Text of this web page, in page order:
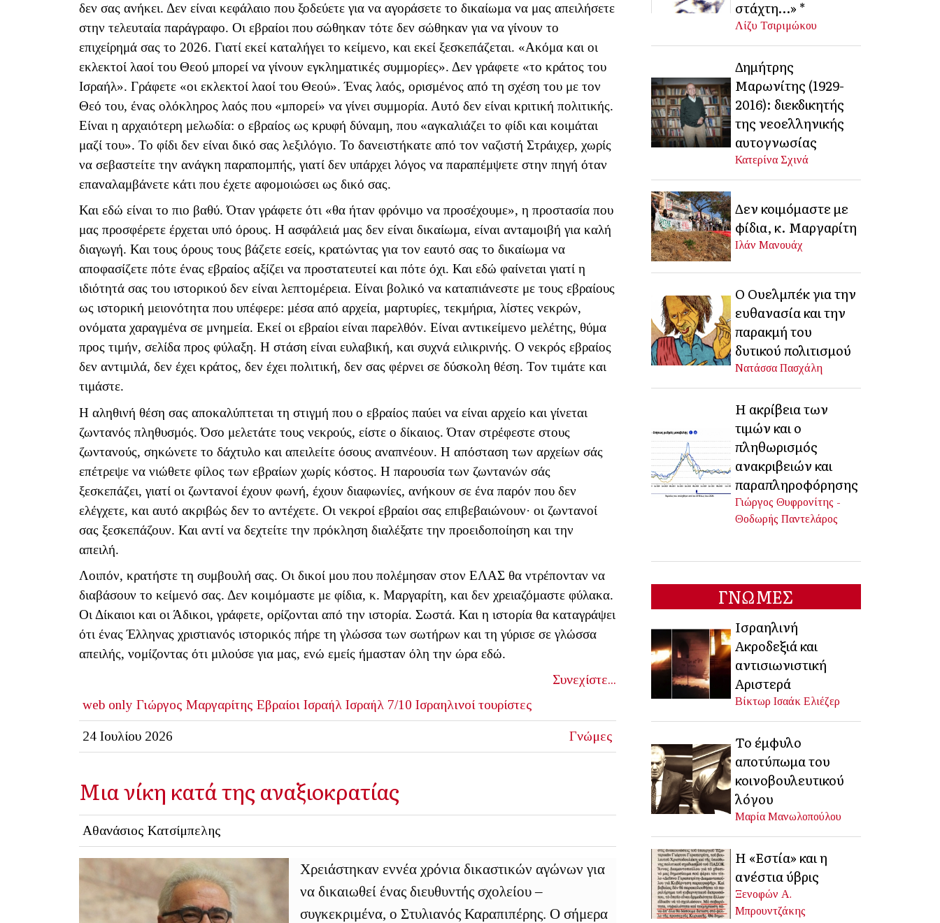
δεν σας ανήκει. Δεν είναι κεφάλαιο που ξοδεύετε για να αγοράσετε το δικαίωμα να μας απειλήσετε
στην τελευταία παράγραφο. Οι εβραίοι που σώθηκαν τότε δεν σώθηκαν για να γίνουν το
επιχείρημά σας το 2026. Γιατί εκεί καταλήγει το κείμενο, και εκεί ξεσκεπάζεται. «Ακόμα και οι
εκλεκτοί λαοί του Θεού μπορεί να γίνουν εγκληματικές συμμορίες». Δεν γράφετε «το κράτος του
Ισραήλ». Γράφετε «οι εκλεκτοί λαοί του Θεού». Ένας λαός, ορισμένος από τη σχέση του με τον
Θεό του, ένας ολόκληρος λαός που «μπορεί» να γίνει συμμορία. Αυτό δεν είναι κριτική πολιτικής.
Είναι η αρχαιότερη μελωδία: ο εβραίος ως κρυφή δύναμη, που «αγκαλιάζει το φίδι και κοιμάται
μαζί του». Το φίδι δεν είναι δικό σας λεξιλόγιο. Το δανειστήκατε από τον ναζιστή Στράιχερ, χωρίς
να σεβαστείτε την ανάγκη παραπομπής, γιατί δεν υπάρχει λόγος να παραπέμψετε στην πηγή όταν
επαναλαμβάνετε κάτι που έχετε αφομοιώσει ως δικό σας.
Και εδώ είναι το πιο βαθύ. Όταν γράφετε ότι «θα ήταν φρόνιμο να προσέχουμε», η προστασία που
μας προσφέρετε έρχεται υπό όρους. Η ασφάλειά μας δεν είναι δικαίωμα, είναι ανταμοιβή για καλή
διαγωγή. Και τους όρους τους βάζετε εσείς, κρατώντας για τον εαυτό σας το δικαίωμα να
αποφασίζετε πότε ένας εβραίος αξίζει να προστατευτεί και πότε όχι. Και εδώ φαίνεται γιατί η
ιδιότητά σας του ιστορικού δεν είναι λεπτομέρεια. Είναι βολικό να καταπιάνεστε με τους εβραίους
ως ιστορική μειονότητα που υπέφερε: μέσα από αρχεία, μαρτυρίες, τεκμήρια, λίστες νεκρών,
ονόματα χαραγμένα σε μνημεία. Εκεί οι εβραίοι είναι παρελθόν. Είναι αντικείμενο μελέτης, θύμα
προς τιμήν, σελίδα προς φύλαξη. Η στάση είναι ευλαβική, και συχνά ειλικρινής. Ο νεκρός εβραίος
δεν αντιμιλά, δεν έχει κράτος, δεν έχει πολιτική, δεν σας φέρνει σε δύσκολη θέση. Τον τιμάτε και
τιμάστε.
Η αληθινή θέση σας αποκαλύπτεται τη στιγμή που ο εβραίος παύει να είναι αρχείο και γίνεται
ζωντανός πληθυσμός. Όσο μελετάτε τους νεκρούς, είστε ο δίκαιος. Όταν στρέφεστε στους
ζωντανούς, σηκώνετε το δάχτυλο και απειλείτε όσους αναπνέουν. Η απόσταση των αρχείων σάς
επέτρεψε να νιώθετε φίλος των εβραίων χωρίς κόστος. Η παρουσία των ζωντανών σάς
ξεσκεπάζει, γιατί οι ζωντανοί έχουν φωνή, έχουν διαφωνίες, ανήκουν σε ένα παρόν που δεν
ελέγχετε, και αυτό ακριβώς δεν το αντέχετε. Οι νεκροί εβραίοι σας επιβεβαιώνουν· οι ζωντανοί
σας ξεσκεπάζουν. Και αντί να δεχτείτε την πρόκληση διαλέξατε την προειδοποίηση και την
απειλή.
Λοιπόν, κρατήστε τη συμβουλή σας. Οι δικοί μου που πολέμησαν στον ΕΛΑΣ θα ντρέπονταν να
διαβάσουν το κείμενό σας. Δεν κοιμόμαστε με φίδια, κ. Μαργαρίτη, και δεν χρειαζόμαστε φύλακα.
Οι Δίκαιοι και οι Άδικοι, γράφετε, ορίζονται από την ιστορία. Σωστά. Και η ιστορία θα καταγράψει
ότι ένας Έλληνας χριστιανός ιστορικός πήρε τη γλώσσα των σωτήρων και τη γύρισε σε γλώσσα
απειλής, νομίζοντας ότι μιλούσε για μας, ενώ εμείς ήμασταν όλη την ώρα εδώ.
Συνεχίστε...
web only Γιώργος Μαργαρίτης Εβραίοι Ισραήλ Ισραήλ 7/10 Ισραηλινοί τουρίστες
24 Ιουλίου 2026 Γνώμες
Μια νίκη κατά της αναξιοκρατίας
Αθανάσιος Κατσίμπελης
Χρειάστηκαν εννέα χρόνια δικαστικών αγώνων για
να δικαιωθεί ένας διευθυντής σχολείου –
συγκεκριμένα, ο Στυλιανός Καραπιπέρης. Ο σήμερα
στάχτη…» *
Λίζυ Τσιριμώκου
Δημήτρης
Μαρωνίτης (1929-
2016): διεκδικητής
της νεοελληνικής
αυτογνωσίας
Κατερίνα Σχινά
Δεν κοιμόμαστε με
φίδια, κ. Μαργαρίτη
Ιλάν Μανουάχ
Ο Ουελμπέκ για την
ευθανασία και την
παρακμή του
δυτικού πολιτισμού
Νατάσσα Πασχάλη
Η ακρίβεια των
τιμών και ο
πληθωρισμός
ανακριβειών και
παραπληροφόρησης
Γιώργος Θυφρονίτης -
Θοδωρής Παντελάρος
ΓΝΩΜΕΣ
Ισραηλινή
Ακροδεξιά και
αντισιωνιστική
Αριστερά
Βίκτωρ Ισαάκ Ελιέζερ
Το έμφυλο
αποτύπωμα του
κοινοβουλευτικού
λόγου
Μαρία Μανωλοπούλου
Η «Εστία» και η
ανέστια ύβρις
Ξενοφών Α.
Μπρουντζάκης